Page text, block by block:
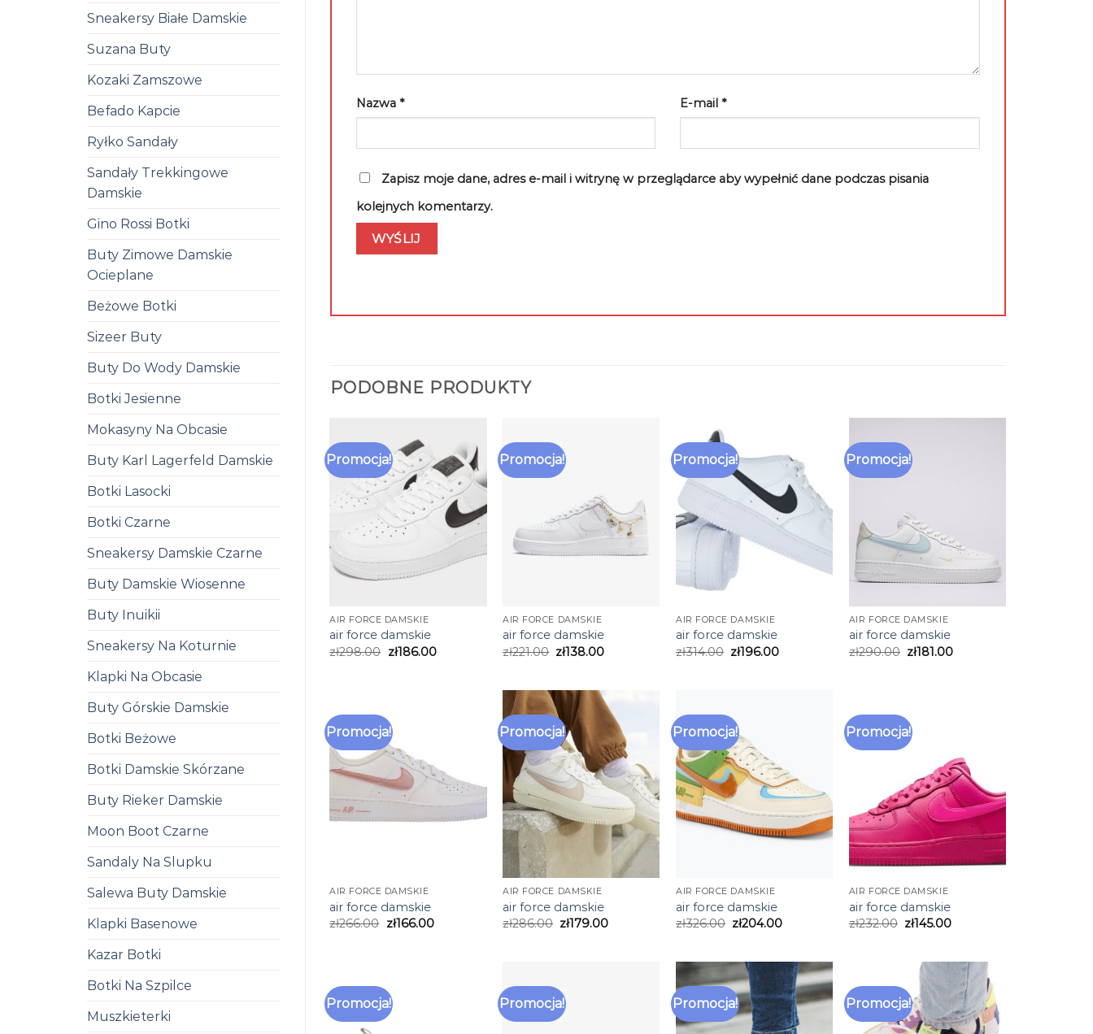
Sneakersy Białe Damskie
Suzana Buty
Kozaki Zamszowe
Befado Kapcie
Ryłko Sandały
Sandały Trekkingowe
Damskie
Gino Rossi Botki
Buty Zimowe Damskie
Ocieplane
Beżowe Botki
Sizeer Buty
Buty Do Wody Damskie
Botki Jesienne
Mokasyny Na Obcasie
Buty Karl Lagerfeld Damskie
Botki Lasocki
Botki Czarne
Sneakersy Damskie Czarne
Buty Damskie Wiosenne
Buty Inuikii
Sneakersy Na Koturnie
Klapki Na Obcasie
Buty Górskie Damskie
Botki Beżowe
Botki Damskie Skórzane
Buty Rieker Damskie
Moon Boot Czarne
Sandaly Na Slupku
Salewa Buty Damskie
Klapki Basenowe
Kazar Botki
Botki Na Szpilce
Muszkieterki
Nazwa * E-mail*
Zapisz moje dane, adres e-mail i witrynę w przeglądarce aby wypełnić dane podczas pisania
kolejnych komentarzy.
PODOBNE PRODUKTY
Promocja!
AIR FORCE DAMSKIE
air force damskie
zł298.00 zł186.00
Promocja!
AIR FORCE DAMSKIE
air force damskie
zł221.00 zł138.00
Promocja!
AIR FORCE DAMSKIE
air force damskie
zł314.00 zł196.00
Promocja!
AIR FORCE DAMSKIE
air force damskie
zł290.00 zł181.00
Promocja!
AIR FORCE DAMSKIE
air force damskie
zł266.00 zł166.00
Promocja!
AIR FORCE DAMSKIE
air force damskie
zł286.00 zł179.00
Promocja!
AIR FORCE DAMSKIE
air force damskie
zł326.00 zł204.00
Promocja!
AIR FORCE DAMSKIE
air force damskie
zł232.00 zł145.00
Promocja! Promocja! Promocja! Promocja!